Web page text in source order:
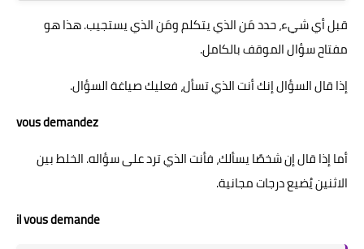
قبل أي شيء، حدد مَن الذي يتكلم ومَن الذي يستجيب. هذا هو
مفتاح سؤال الموقف بالكامل.
إذا قال السؤال إنك أنت الذي تسأل، فعليك صياغة السؤال.
vous demandez
أما إذا قال إن شخصًا يسألك، فأنت الذي ترد على سؤاله. الخلط بين
الاثنين يُضيع درجات مجانية.
il vous demande